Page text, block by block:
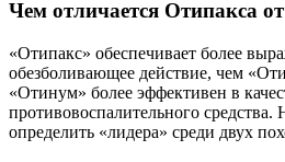
Чем отличается Отипакса
«Отипакс» обеспечивает более
обезболивающее действие, чем
«Отинум» более эффективен в
противовоспалительного средства.
определить «лидера» среди двух